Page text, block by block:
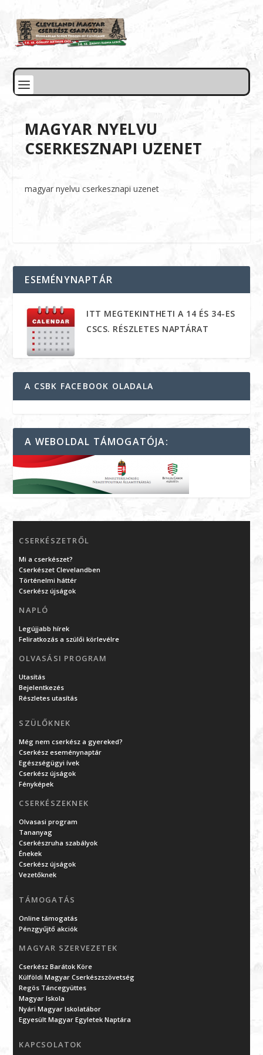
MAGYAR NYELVU
CSERKESZNAPI UZENET
magyar nyelvu cserkesznapi uzenet
ESEMÉNYNAPTÁR
ITT MEGTEKINTHETI A 14 ÉS 34-ES
CSCS. RÉSZLETES NAPTÁRAT
A CSBK FACEBOOK OLADALA
A WEBOLDAL TÁMOGATÓJA:
CSERKÉSZETRŐL
Mi a cserkészet?
Cserkészet Clevelandben
Történelmi háttér
Cserkész újságok
NAPLÓ
Legújjabb hírek
Feliratkozás a szülői körlevélre
OLVASÁSI PROGRAM
Utasítás
Bejelentkezés
Részletes utasítás
SZÜLŐKNEK
Még nem cserkész a gyereked?
Cserkész eseménynaptár
Egészségügyi ívek
Cserkész újságok
Fényképek
CSERKÉSZEKNEK
Olvasasi program
Tananyag
Cserkészruha szabályok
Énekek
Cserkész újságok
Vezetőknek
TÁMOGATÁS
Online támogatás
Pénzgyűjtő akciók
MAGYAR SZERVEZETEK
Cserkész Barátok Köre
Külföldi Magyar Cserkészszövetség
Regös Táncegyüttes
Magyar Iskola
Nyári Magyar Iskolatábor
Egyesült Magyar Egyletek Naptára
KAPCSOLATOK